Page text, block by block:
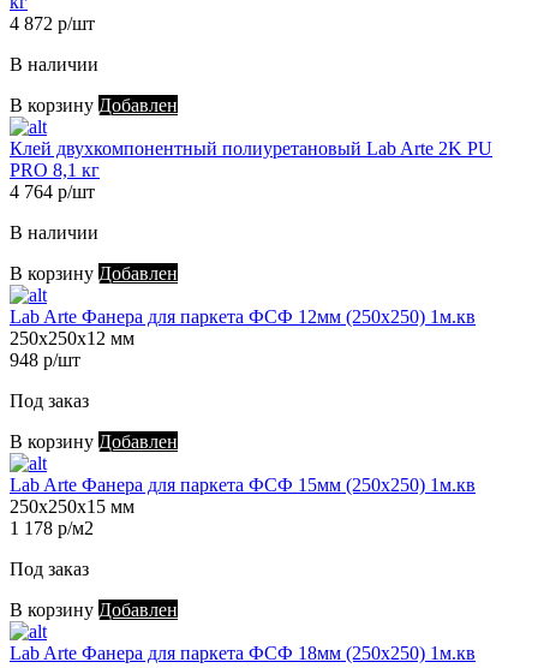
4 872 р/шт
В наличии
В корзину Добавлен
Клей двухкомпонентный полиуретановый Lab Arte 2K PU
PRO 8,1 кг
4 764 р/шт
В наличии
В корзину Добавлен
Lab Arte Фанера для паркета ФСФ 12мм (250х250) 1м.кв
250х250х12 мм
948 р/шт
Под заказ
В корзину Добавлен
Lab Arte Фанера для паркета ФСФ 15мм (250х250) 1м.кв
250х250х15 мм
1 178 р/м2
Под заказ
В корзину Добавлен
Lab Arte Фанера для паркета ФСФ 18мм (250х250) 1м.кв